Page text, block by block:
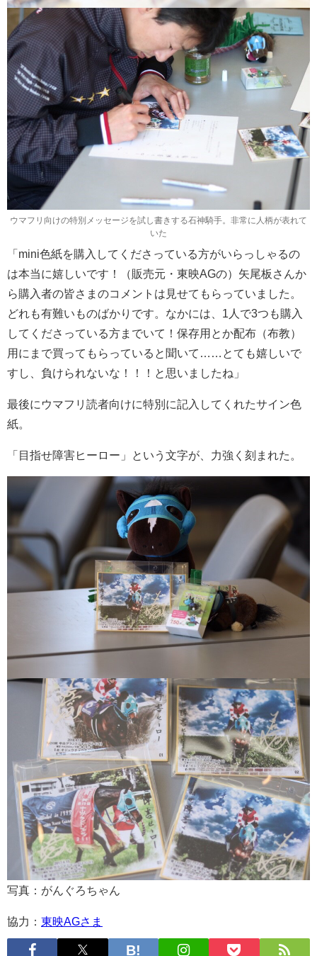
ウマフリ向けの特別メッセージを試し書きする石神騎手。非常に人柄が表れて
いた
「mini色紙を購入してくださっている方がいらっしゃるの
は本当に嬉しいです！（販売元・東映AGの）矢尾板さんか
ら購入者の皆さまのコメントは見せてもらっていました。
どれも有難いものばかりです。なかには、1人で3つも購入
してくださっている方までいて！保存用とか配布（布教）
用にまで買ってもらっていると聞いて……とても嬉しいで
すし、負けられないな！！！と思いましたね」
最後にウマフリ読者向けに特別に記入してくれたサイン色
紙。
「目指せ障害ヒーロー」という文字が、力強く刻まれた。
写真：がんぐろちゃん
協力： 東映AGさま